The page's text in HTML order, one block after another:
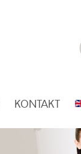
KONTAKT